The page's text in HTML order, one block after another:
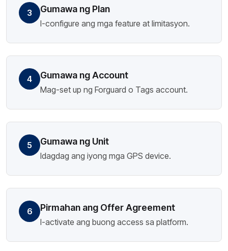
3 Gumawa ng Plan
I-configure ang mga feature at limitasyon.
4 Gumawa ng Account
Mag-set up ng Forguard o Tags account.
5 Gumawa ng Unit
Idagdag ang iyong mga GPS device.
6 Pirmahan ang Offer Agreement
I-activate ang buong access sa platform.